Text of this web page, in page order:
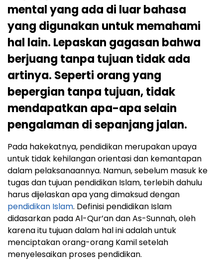
mental yang ada di luar bahasa
yang digunakan untuk memahami
hal lain. Lepaskan gagasan bahwa
berjuang tanpa tujuan tidak ada
artinya. Seperti orang yang
bepergian tanpa tujuan, tidak
mendapatkan apa-apa selain
pengalaman di sepanjang jalan.
Pada hakekatnya, pendidikan merupakan upaya
untuk tidak kehilangan orientasi dan kemantapan
dalam pelaksanaannya. Namun, sebelum masuk ke
tugas dan tujuan pendidikan Islam, terlebih dahulu
harus dijelaskan apa yang dimaksud dengan
pendidikan Islam. Definisi pendidikan Islam
didasarkan pada Al-Qur’an dan As-Sunnah, oleh
karena itu tujuan dalam hal ini adalah untuk
menciptakan orang-orang Kamil setelah
menyelesaikan proses pendidikan.